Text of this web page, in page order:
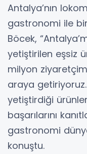
Antalya’nın
gastronomi ile
Böcek,
yetiştirilen eşsiz
milyon
araya
yetiştirdiği
başarılarını
gastronomi
konuştu.